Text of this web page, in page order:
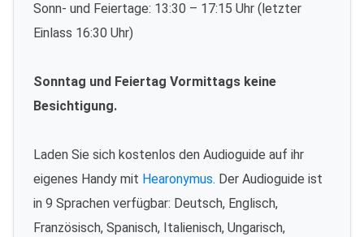
Sonn- und Feiertage: 13:30 – 17:15 Uhr (letzter
Einlass 16:30 Uhr)
Sonntag und Feiertag Vormittags keine
Besichtigung.
Laden Sie sich kostenlos den Audioguide auf ihr
eigenes Handy mit Hearonymus. Der Audioguide ist
in 9 Sprachen verfügbar: Deutsch, Englisch,
Französisch, Spanisch, Italienisch, Ungarisch,